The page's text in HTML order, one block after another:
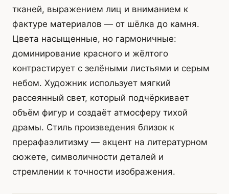
тканей, выражением лиц и вниманием к
фактуре материалов — от шёлка до камня.
Цвета насыщенные, но гармоничные:
доминирование красного и жёлтого
контрастирует с зелёными листьями и серым
небом. Художник использует мягкий
рассеянный свет, который подчёркивает
объём фигур и создаёт атмосферу тихой
драмы. Стиль произведения близок к
прерафаэлитизму — акцент на литературном
сюжете, символичности деталей и
стремлении к точности изображения.